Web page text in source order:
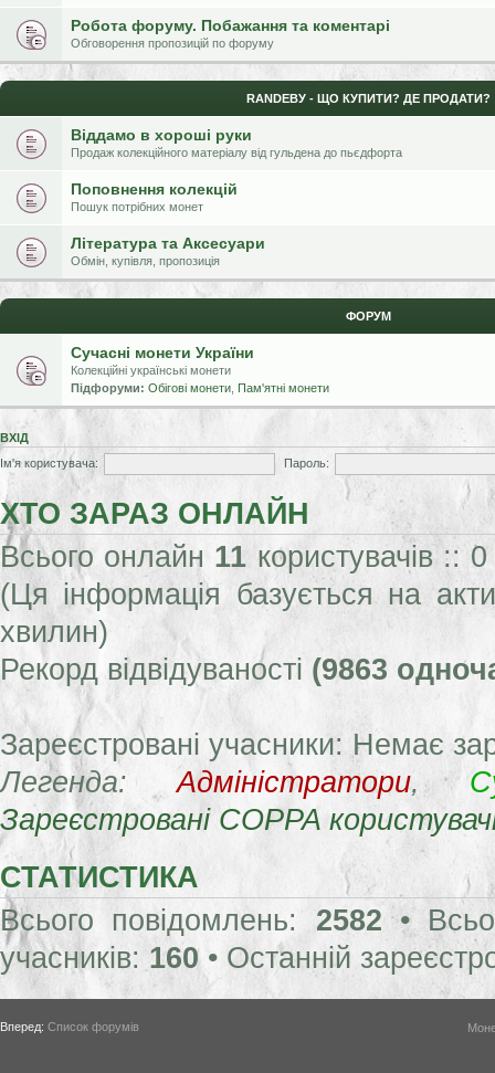
Робота форуму. Побажання та коментарі
Обговорення пропозицій по форуму
RANDЕВУ - ЩО КУПИТИ? ДЕ ПРОДАТИ?
Віддамо в хороші руки
Продаж колекційного матеріалу від гульдена до пьєдфорта
Поповнення колекцій
Пошук потрібних монет
Література та Аксесуари
Обмін, купівля, пропозиція
ФОРУМ
Сучасні монети України
Колекційні українські монети
Підфоруми: Обігові монети Пам'ятні монети
ВХІД
Ім'я користувача:
Пароль:
ХТО ЗАРАЗ ОНЛАЙН
Всього онлайн 11 користувачів ::
(Ця інформація базується на
хвилин)
Рекорд відвідуваності (9863
Зареєстровані учасники: Немає
Легенда:Адміністратори,
Зареєстровані COPPA
СТАТИСТИКА
Всього повідомлень: 2582 •
учасників: 160 • Останній
Вперед: Список форумів